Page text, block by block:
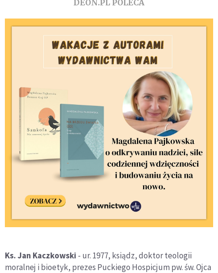
DEON.PL POLECA
Ks. Jan Kaczkowski - ur. 1977, ksiądz, doktor teologii
moralnej i bioetyk, prezes Puckiego Hospicjum pw. św. Ojca